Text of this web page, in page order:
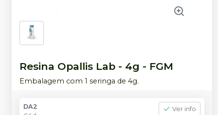
Resina Opallis Lab - 4g - FGM
Embalagem com 1 seringa de 4g.
DA2
Ver info